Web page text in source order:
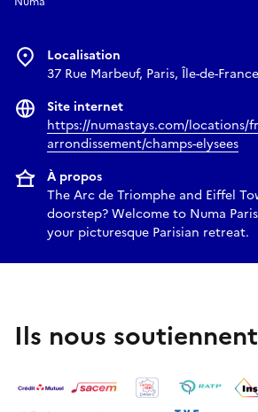
Localisation
37 Rue Marbeuf, Paris, Île-de-
Site internet
https://numastays.com/locations/
arrondissement/champs-elysees
À propos
The Arc de Triomphe and Eiffel
doorstep? Welcome to Numa Paris
your picturesque Parisian retreat.
Ils nous soutiennent